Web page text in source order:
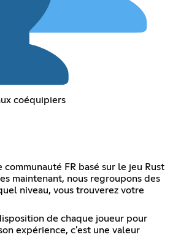
coéquipiers
communauté FR basé sur le jeu Rust
maintenant, nous regroupons des
niveau, vous trouverez votre
de chaque joueur pour
expérience, c'est une valeur